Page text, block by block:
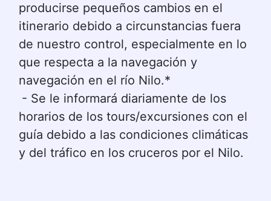
producirse pequeños cambios en el
itinerario debido a circunstancias fuera
de nuestro control, especialmente en lo
que respecta a la navegación y
navegación en el río Nilo.*
- Se le informará diariamente de los
horarios de los tours/excursiones con el
guía debido a las condiciones climáticas
y del tráfico en los cruceros por el Nilo.